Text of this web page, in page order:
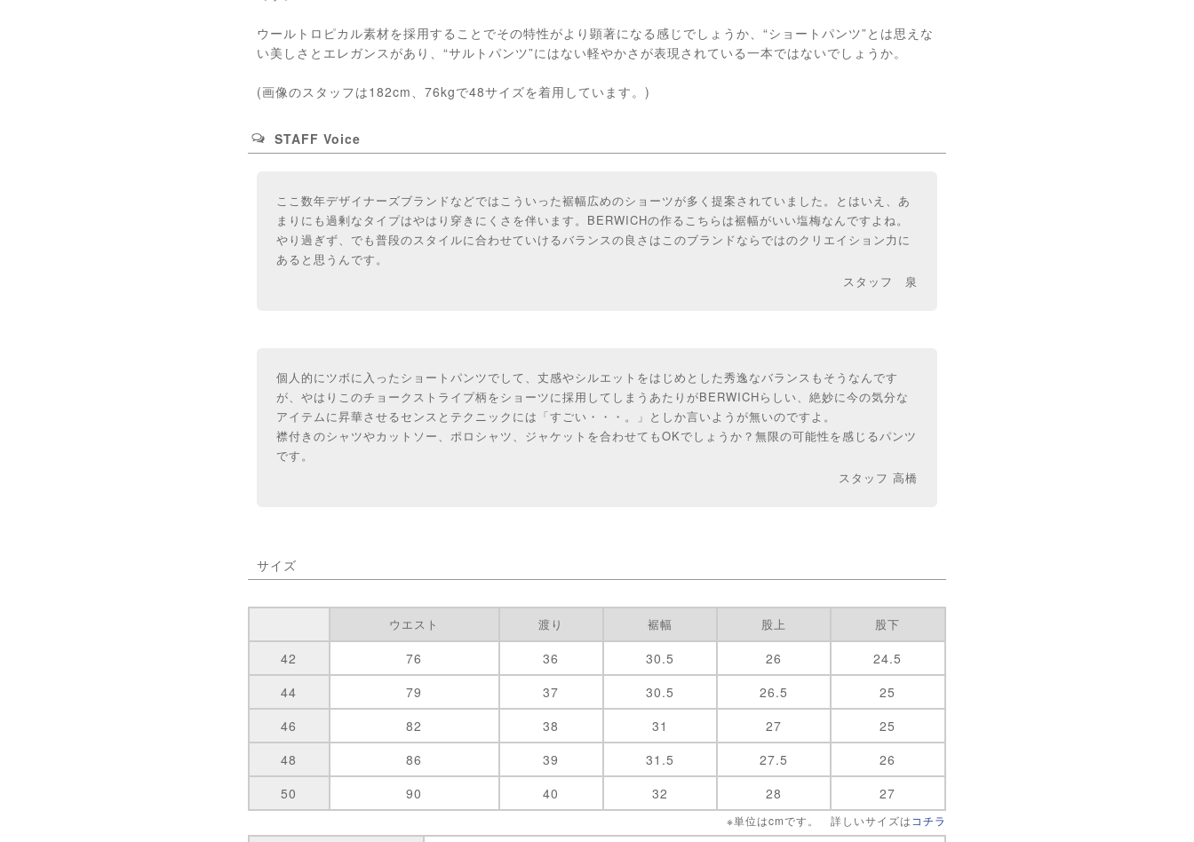
ウールトロピカル素材を採用することでその特性がより顕著になる感じでしょうか、“ショートパンツ”とは思えな
い美しさとエレガンスがあり、“サルトパンツ”にはない軽やかさが表現されている一本ではないでしょうか。
(画像のスタッフは182cm、76kgで48サイズを着用しています。)
STAFF Voice
ここ数年デザイナーズブランドなどではこういった裾幅広めのショーツが多く提案されていました。とはいえ、あ
まりにも過剰なタイプはやはり穿きにくさを伴います。BERWICHの作るこちらは裾幅がいい塩梅なんですよね。
やり過ぎず、でも普段のスタイルに合わせていけるバランスの良さはこのブランドならではのクリエイション力に
あると思うんです。
スタッフ 泉
個人的にツボに入ったショートパンツでして、丈感やシルエットをはじめとした秀逸なバランスもそうなんです
が、やはりこのチョークストライプ柄をショーツに採用してしまうあたりがBERWICHらしい、絶妙に今の気分な
アイテムに昇華させるセンスとテクニックには「すごい・・・。」としか言いようが無いのですよ。
襟付きのシャツやカットソー、ポロシャツ、ジャケットを合わせてもOKでしょうか？無限の可能性を感じるパンツ
です。
スタッフ 高橋
サイズ
ウエスト 渡り 裾幅 股上 股下
42 76 36 30.5 26
24.5
44
79 37 30.5 26.5
25
46
82 38 31 27
25
48
86 39 31.5 27.5
26
50
90 40 32 28 27
※単位はcmです。 詳しいサイズは コチラ